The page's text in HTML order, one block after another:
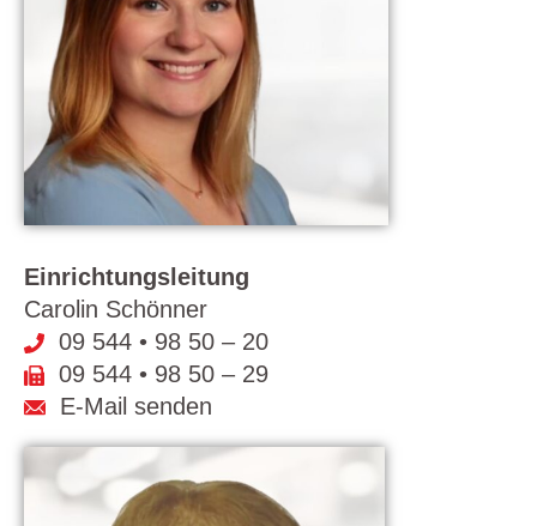
Einrichtungsleitung
Carolin Schönner
09 544 • 98 50 – 20
09 544 • 98 50 – 29
E-Mail senden